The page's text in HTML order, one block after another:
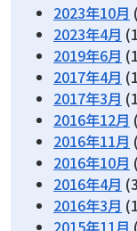
2023年10月
2023年4月
2019年6月
2017年4月
2017年3月
2016年12月
2016年11月
2016年10月
2016年4月
2016年3月
2015年11月